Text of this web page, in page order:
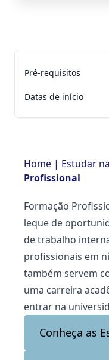
Pré-requisitos
Datas de início
Home | Estudar
Profissional
Formação
leque de
de trabalho
profissionais em
também servem
uma carreira
entrar na
Conheça as